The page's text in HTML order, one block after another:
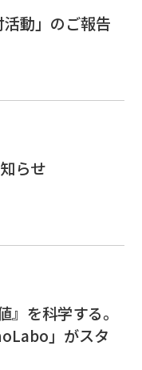
動」のご報告
らせ
』を科学する。
」がスタ